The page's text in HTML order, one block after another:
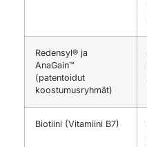
Redensyl® ja
AnaGain™
(patentoidut
koostumusryhmät)
Biotiini (Vitamiini B7)